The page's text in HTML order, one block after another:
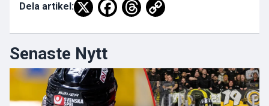
Dela artikel:
Senaste Nytt